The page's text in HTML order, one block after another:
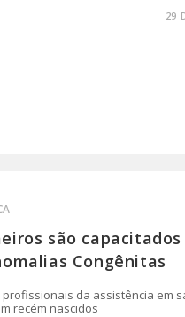
29
são capacitados
Congênitas
da assistência em
recém nascidos